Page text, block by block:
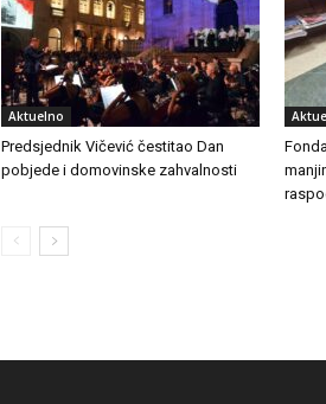
Aktuelno
Predsjednik Vičević čestitao Dan
pobjede i domovinske zahvalnosti